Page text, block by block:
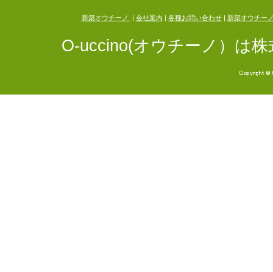
新築オウチーノ 会社案内 各種お問い合わせ| 新築オウチー
O-uccino(オウチーノ）は